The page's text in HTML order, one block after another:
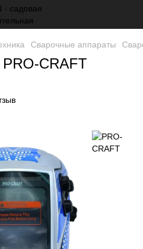
Сварочные аппараты
CRAFT